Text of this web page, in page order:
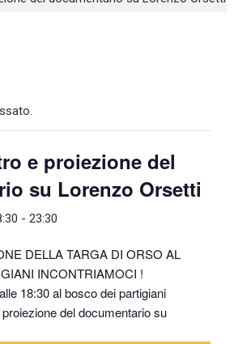
e proiezione del
su Lorenzo Orsetti
-23:30
DELLA TARGA DI ORSO AL
INCONTRIAMOCI !
18:30 al bosco dei partigiani
del documentario su